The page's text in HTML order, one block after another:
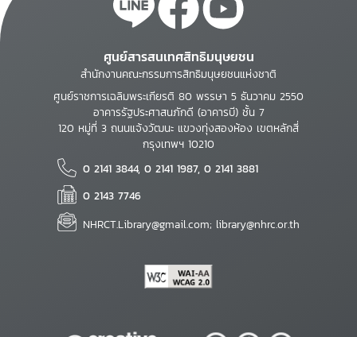
ศูนย์สารสนเทศสิทธิมนุษยชน
สำนักงานคณะกรรมการสิทธิมนุษยชนแห่งชาติ
ศูนย์ราชการเฉลิมพระเกียรติ 80 พรรษา 5 ธันวาคม 2550
อาคารรัฐประศาสนภักดี (อาคารบี) ชั้น 7
120 หมู่ที่ 3 ถนนแจ้งวัฒนะ แขวงทุ่งสองห้อง เขตหลักสี่
กรุงเทพฯ 10210
0 2141 3844, 0 2141 1987, 0 2141 3881
0 2143 7746
NHRCT.Library@gmail.com; library@nhrc.or.th